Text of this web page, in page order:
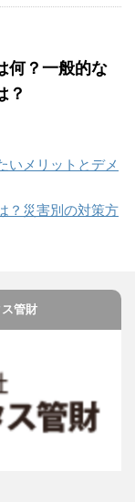
何？一般的な
？
いメリットとデメ
？災害別の対策方
管財